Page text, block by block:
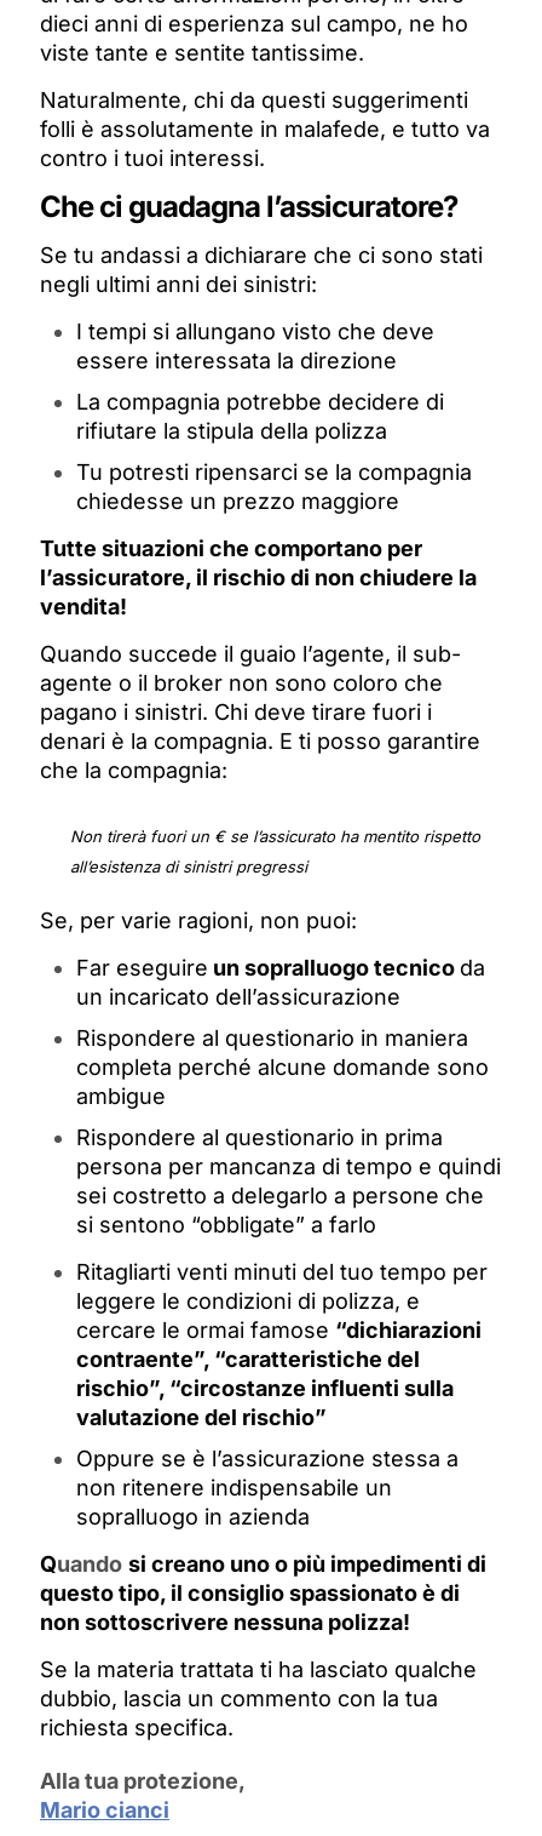
dieci anni di esperienza sul campo, ne ho
viste tante e sentite tantissime.
Naturalmente, chi da questi suggerimenti
folli è assolutamente in malafede, e tutto va
contro i tuoi interessi.
Che ci guadagna l’assicuratore?
Se tu andassi a dichiarare che ci sono stati
negli ultimi anni dei sinistri:
I tempi si allungano visto che deve
essere interessata la direzione
La compagnia potrebbe decidere di
rifiutare la stipula della polizza
Tu potresti ripensarci se la compagnia
chiedesse un prezzo maggiore
Tutte situazioni che comportano per
l’assicuratore, il rischio di non chiudere la
vendita!
Quando succede il guaio l’agente, il sub-
agente o il broker non sono coloro che
pagano i sinistri. Chi deve tirare fuori i
denari è la compagnia. E ti posso garantire
che la compagnia:
Non tirerà fuori un € se l’assicurato ha mentito rispetto
all’esistenza di sinistri pregressi
Se, per varie ragioni, non puoi:
Far eseguire un sopralluogo tecnico da
un incaricato dell’assicurazione
Rispondere al questionario in maniera
completa perché alcune domande sono
ambigue
Rispondere al questionario in prima
persona per mancanza di tempo e quindi
sei costretto a delegarlo a persone che
si sentono “obbligate” a farlo
Ritagliarti venti minuti del tuo tempo per
leggere le condizioni di polizza, e
cercare le ormai famose “dichiarazioni
contraente”, “caratteristiche del
rischio”, “circostanze influenti sulla
valutazione del rischio”
Oppure se è l’assicurazione stessa a
non ritenere indispensabile un
sopralluogo in azienda
Quando si creano uno o più impedimenti di
questo tipo, il consiglio spassionato è di
non sottoscrivere nessuna polizza!
Se la materia trattata ti ha lasciato qualche
dubbio, lascia un commento con la tua
richiesta specifica.
Alla tua protezione,
Mario cianci